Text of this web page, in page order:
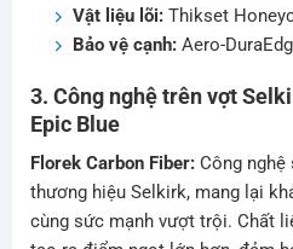
Vật liệu lõi:Thikset
Bảo vệ cạnh:Aero-
3. Công nghệ trên vợt
Epic Blue
Florek Carbon Fiber:Công nghệ
thương hiệu Selkirk, mang lại
cùng sức mạnh vượt trội. Chất